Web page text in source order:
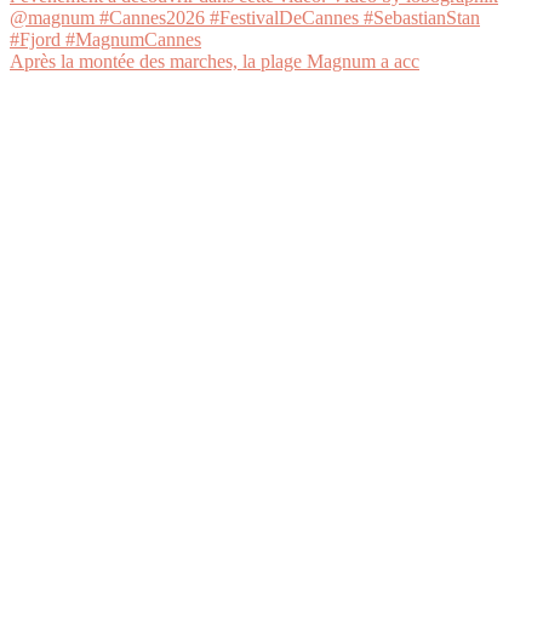
Après la montée des marches, la plage Magnum a acc